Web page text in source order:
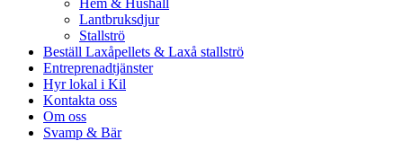
Hem & Hushåll
Lantbruksdjur
Stallströ
Beställ Laxåpellets & Laxå stallströ
Entreprenadtjänster
Hyr lokal i Kil
Kontakta oss
Om oss
Svamp & Bär